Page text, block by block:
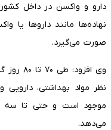
دارو و واکسن در داخل
نهاده‌ها مانند داروها یا
صورت می‌گیرد.
وی
نظر مواد بهداشتی، دارویی
موجود است و حتی تا سه
می‌دهد.